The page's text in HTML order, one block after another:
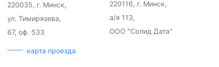
220035, г. Минск,
ул. Тимирязева,
67, оф. 533
карта проезда
220116, г. Минск,
а/я 113,
ООО "Солид Дата"